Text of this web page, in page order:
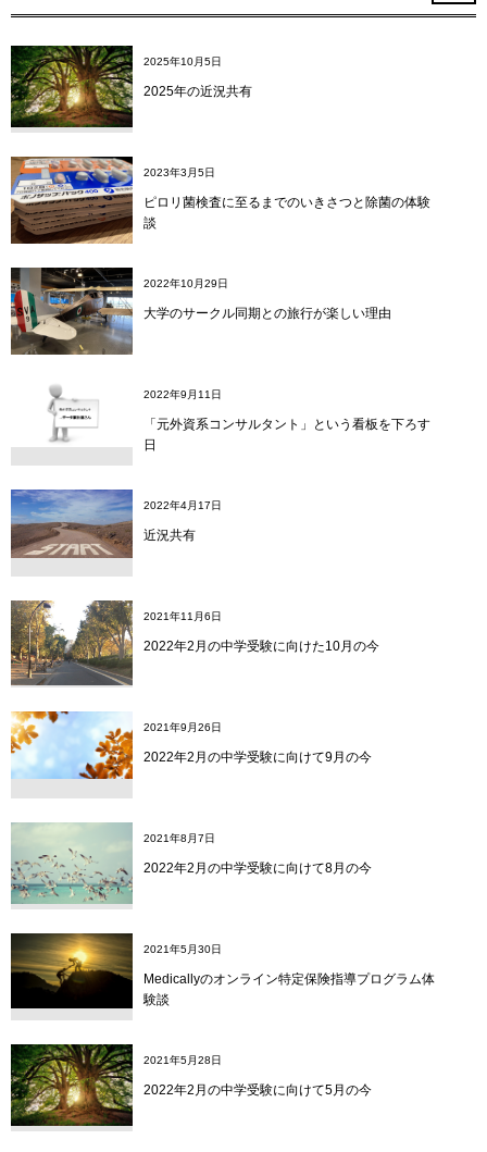
2025年10月5日
2025年の近況共有
2023年3月5日
ピロリ菌検査に至るまでのいきさつと除菌の体験
談
2022年10月29日
大学のサークル同期との旅行が楽しい理由
2022年9月11日
「元外資系コンサルタント」という看板を下ろす
日
2022年4月17日
近況共有
2021年11月6日
2022年2月の中学受験に向けた10月の今
2021年9月26日
2022年2月の中学受験に向けて9月の今
2021年8月7日
2022年2月の中学受験に向けて8月の今
2021年5月30日
Medicallyのオンライン特定保険指導プログラム体
験談
2021年5月28日
2022年2月の中学受験に向けて5月の今